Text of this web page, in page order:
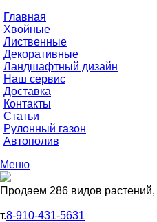
Главная
Хвойные
Лиственные
Декоративные
Ландшафтный дизайн
Наш сервис
Доставка
Контакты
Статьи
Рулонный газон
Автополив
Меню
Продаем 286 видов
т.8-910-431-5631